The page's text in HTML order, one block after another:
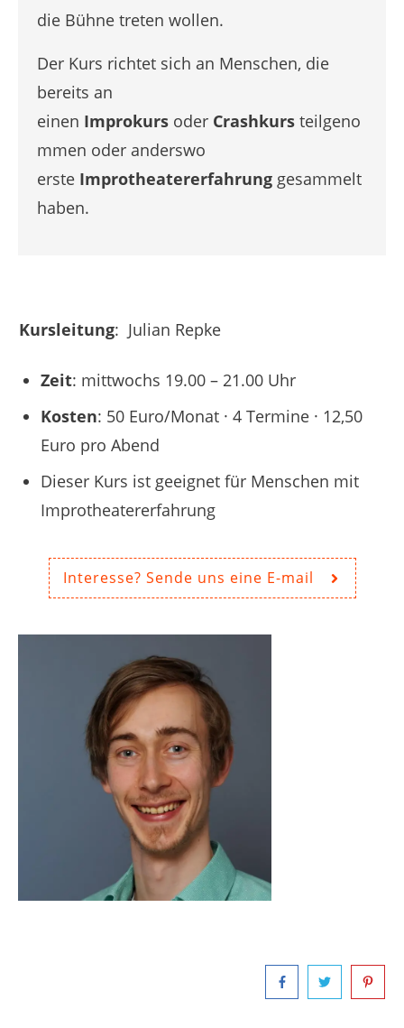
die Bühne treten wollen.
Der Kurs richtet sich an Menschen, die
bereits an
einen Improkurs oder Crashkurs teilgeno
mmen oder anderswo
erste Improtheatererfahrung gesammelt
haben.
Kursleitung: Julian Repke
Zeit: mittwochs 19.00 – 21.00 Uhr
Kosten: 50 Euro/Monat · 4 Termine · 12,50
Euro pro Abend
Dieser Kurs ist geeignet für Menschen mit
Improtheatererfahrung
Interesse? Sende uns eine E-mail